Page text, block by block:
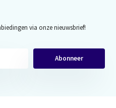
via onze nieuwsbrief!
Abonneer